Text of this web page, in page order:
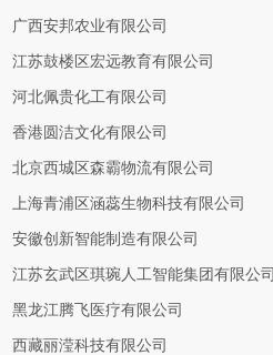
广西安邦农业有限公司
江苏鼓楼区宏远教育有限公司
河北佩贵化工有限公司
香港圆洁文化有限公司
北京西城区森霸物流有限公司
上海青浦区涵蕊生物科技有限公司
安徽创新智能制造有限公司
江苏玄武区琪琬人工智能集团有限公司
黑龙江腾飞医疗有限公司
西藏丽滢科技有限公司